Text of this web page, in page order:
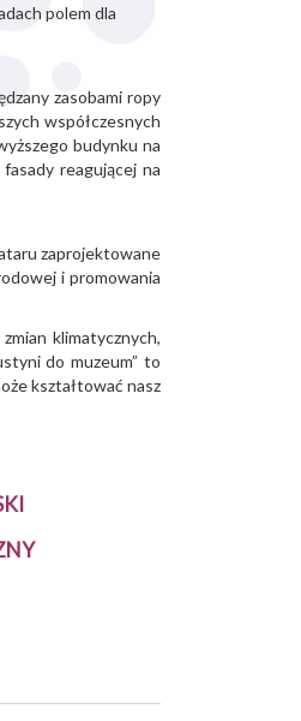
polem dla
zasobami ropy
współczesnych
budynku na
reagującej na
zaprojektowane
i promowania
klimatycznych,
do muzeum” to
kształtować nasz